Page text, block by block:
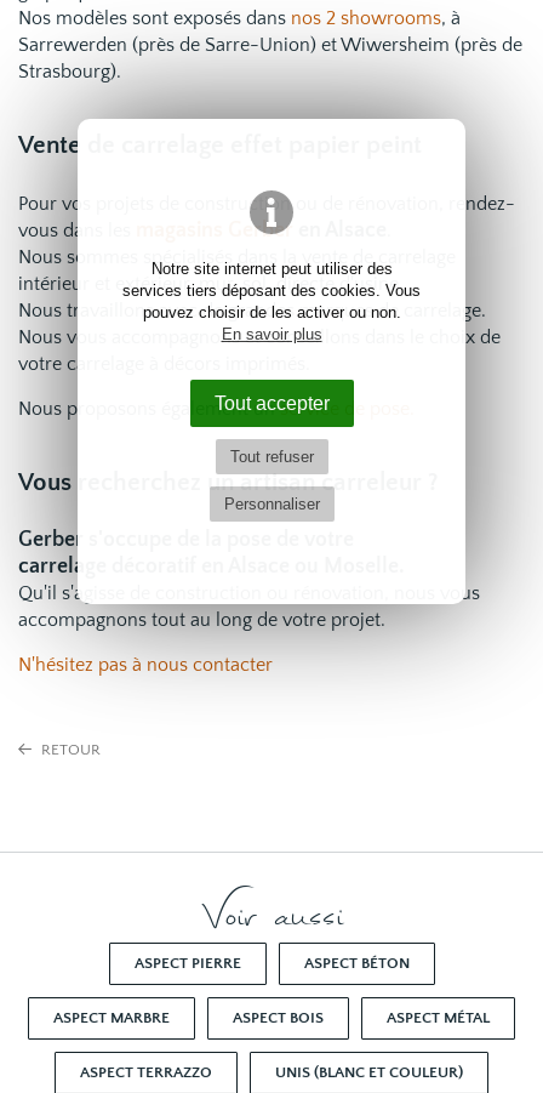
Notre site internet peut utiliser des
services tiers déposant des cookies. Vous
pouvez choisir de les activer ou non.
En savoir plus
Tout accepter
Tout refuser
Personnaliser
Nos modèles sont exposés dans nos 2 showrooms, à
Sarrewerden (près de Sarre-Union) et Wiwersheim (près de
Strasbourg).
Vente de carrelage effet papier peint
Pour vos projets de construction ou de rénovation, rendez-
vous dans les
magasins Gerber
Nous sommes spécialisés dans la vente de carrelage
intérieur et extérieur, mur, sol,directe d'usine.
Nous travaillons avec de grandes marques de carrelage.
Nous vous accompagnons et conseillons dans le choix de
votre carrelage à décors imprimés.
Nous proposons également un service de pose.
Vous recherchez un artisan carreleur ?
Gerber s'occupe de la pose de votre
carrelage décoratif en Alsace ou Moselle.
Qu'il s'agisse de construction ou rénovation, nous vous
accompagnons tout au long de votre projet.
N'hésitez pas à nous contacter
RETOUR
Voir aussi
ASPECT PIERRE ASPECT BÉTON
ASPECT MARBRE ASPECT BOIS ASPECT MÉTAL
ASPECT TERRAZZO UNIS (BLANC ET COULEUR)